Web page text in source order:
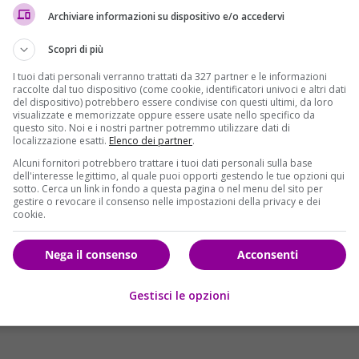
Festival. “La verità è che non la conosco benissimo, ma
ha affermato. Mainetti ha in mente una
Torino, ma non ha rivelato ulteriori dettagli, lasciando il
nascere in futuro.
è la presenza della protagonistaLiu Yaxi, un’attrice
“Lei vorrebbe fare l’attrice in Cina, e mi piacerebbe che
affronta temi che il governo di Pechino potrebbe ritenere
Mainetti si augura che Liu Yaxi possa ottenere il
e poco sfumati che spesso caratterizzano le
Archiviare informazioni su dispositivo e/o accedervi
Scopri di più
I tuoi dati personali verranno trattati da 327 partner e le informazioni
raccolte dal tuo dispositivo (come cookie, identificatori univoci e altri dati
del dispositivo) potrebbero essere condivise con questi ultimi, da loro
visualizzate e memorizzate oppure essere usate nello specifico da
questo sito. Noi e i nostri partner potremmo utilizzare dati di
localizzazione esatti. Elenco dei partner.
Alcuni fornitori potrebbero trattare i tuoi dati personali sulla base
dell'interesse legittimo, al quale puoi opporti gestendo le tue opzioni qui
sotto. Cerca un link in fondo a questa pagina o nel menu del sito per
gestire o revocare il consenso nelle impostazioni della privacy e dei
cookie.
Acconsenti
Nega il consenso
Gestisci le opzioni